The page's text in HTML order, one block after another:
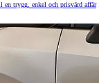
en trygg, enkel och prisvärd affär